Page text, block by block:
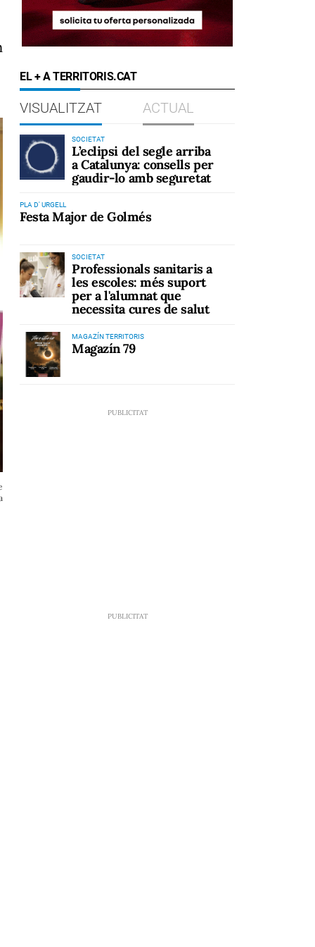
EL + A TERRITORIS.CAT
VISUALITZAT ACTUAL
SOCIETAT
L’eclipsi del segle arriba
a Catalunya: consells per
gaudir-lo amb seguretat
PLA D' URGELL
Festa Major de Golmés
SOCIETAT
Professionals sanitaris a
les escoles: més suport
per a l'alumnat que
necessita cures de salut
MAGAZÍN TERRITORIS
Magazín 79